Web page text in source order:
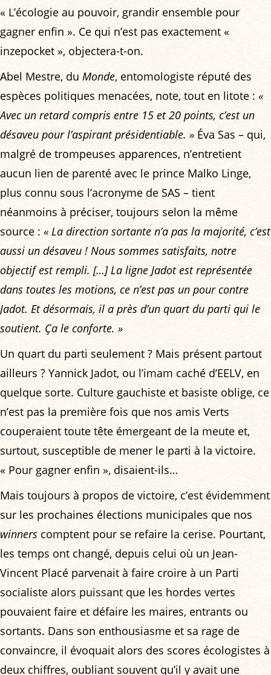
« L’écologie au pouvoir, grandir ensemble pour
gagner enfin ». Ce qui n’est pas exactement «
inzepocket », objectera-t-on.
Abel Mestre, du Monde, entomologiste réputé des
espèces politiques menacées, note, tout en litote : «
Avec un retard compris entre 15 et 20 points, c’est un
désaveu pour l’aspirant présidentiable. » Éva Sas – qui,
malgré de trompeuses apparences, n’entretient
aucun lien de parenté avec le prince Malko Linge,
plus connu sous l’acronyme de SAS – tient
néanmoins à préciser, toujours selon la même
source : « La direction sortante n’a pas la majorité, c’est
aussi un désaveu ! Nous sommes satisfaits, notre
objectif est rempli. […] La ligne Jadot est représentée
dans toutes les motions, ce n’est pas un pour contre
Jadot. Et désormais, il a près d’un quart du parti qui le
soutient. Ça le conforte. »
Un quart du parti seulement ? Mais présent partout
ailleurs ? Yannick Jadot, ou l’imam caché d’EELV, en
quelque sorte. Culture gauchiste et basiste oblige, ce
n’est pas la première fois que nos amis Verts
couperaient toute tête émergeant de la meute et,
surtout, susceptible de mener le parti à la victoire.
« Pour gagner enfin », disaient-ils…
Mais toujours à propos de victoire, c’est évidemment
sur les prochaines élections municipales que nos
winners comptent pour se refaire la cerise. Pourtant,
les temps ont changé, depuis celui où un Jean-
Vincent Placé parvenait à faire croire à un Parti
socialiste alors puissant que les hordes vertes
pouvaient faire et défaire les maires, entrants ou
sortants. Dans son enthousiasme et sa rage de
convaincre, il évoquait alors des scores écologistes à
deux chiffres, oubliant souvent qu’il y avait une